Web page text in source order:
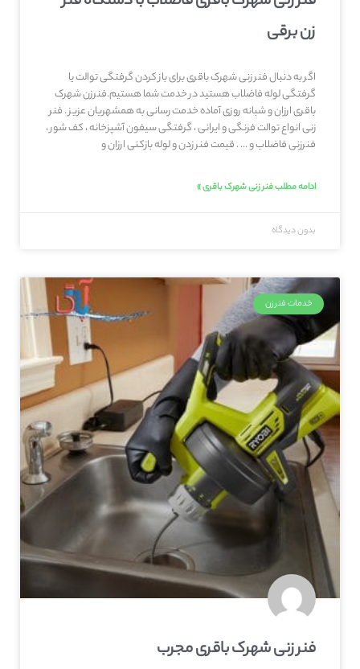
زن برقی
اگر به دنبال فنر زنی شهرک باقری برای باز کردن گرفتگی توالت یا
گرفتگی لوله فاضلاب هستید در خدمت شما هستیم.فنرزن شهرک
باقری ارزان و شبانه روزی آماده خدمت رسانی به همشهریان عزیز . فنر
زنی انواع توالت فرنگی و ایرانی ، گرفتگی سیفون آشپزخانه ، کف شور ،
فنرزنی فاضلاب و … . قیمت فنر زدن و لوله بازکنی ارزان و
ادامه مطلب فنر زنی شهرک باقری »
بدون دیدگاه
خدمات فنرزن
فنر زنی شهرک باقری مجرب